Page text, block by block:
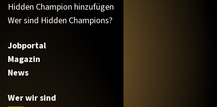
Hidden Champion hinzufügen
Wer sind Hidden Champions?
Jobportal
Magazin
News
Wer wir sind